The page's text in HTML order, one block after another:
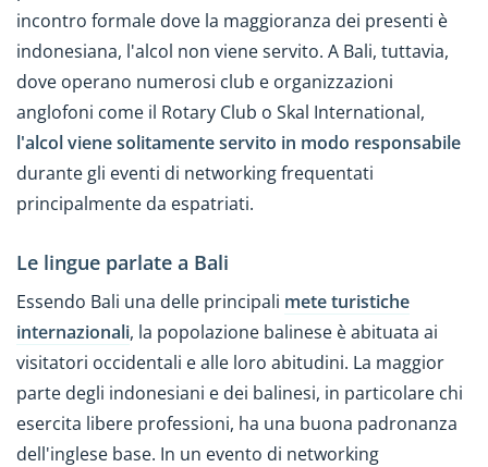
incontro formale dove la maggioranza dei presenti è
indonesiana, l'alcol non viene servito. A Bali, tuttavia,
dove operano numerosi club e organizzazioni
anglofoni come il Rotary Club o Skal International,
l'alcol viene solitamente servito in modo responsabile
durante gli eventi di networking frequentati
principalmente da espatriati.
Le lingue parlate a Bali
Essendo Bali una delle principali mete turistiche
internazionali, la popolazione balinese è abituata ai
visitatori occidentali e alle loro abitudini. La maggior
parte degli indonesiani e dei balinesi, in particolare chi
esercita libere professioni, ha una buona padronanza
dell'inglese base. In un evento di networking